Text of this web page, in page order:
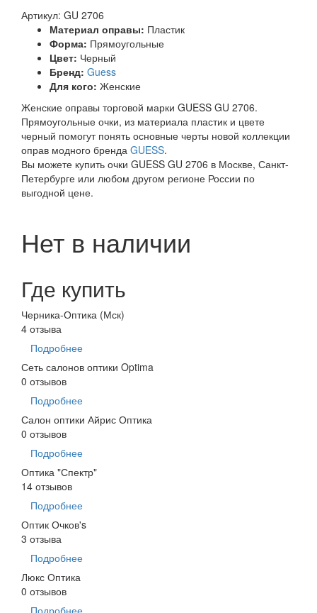
Артикул: GU 2706
Материал оправы: Пластик
Форма: Прямоугольные
Цвет: Черный
Бренд: Guess
Для кого: Женские
Женские оправы торговой марки GUESS GU 2706.
Прямоугольные очки, из материала пластик и цвете
черный помогут понять основные черты новой коллекции
оправ модного бренда GUESS.
Вы можете купить очки GUESS GU 2706 в Москве, Санкт-
Петербурге или любом другом регионе России по
выгодной цене.
Нет в наличии
Где купить
Черника-Оптика (Мск)
4 отзыва
Подробнее
Сеть салонов оптики Optima
0 отзывов
Подробнее
Салон оптики Айрис Оптика
0 отзывов
Подробнее
Оптика "Спектр"
14 отзывов
Подробнее
Оптик Очков's
3 отзыва
Подробнее
Люкс Оптика
0 отзывов
Подробнее